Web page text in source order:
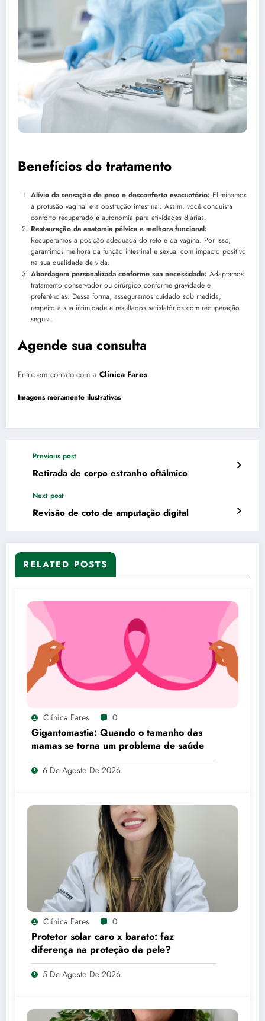
Benefícios do tratamento
Alívio da sensação de peso e desconforto evacuatório: Eliminamos
a protusão vaginal e a obstrução intestinal. Assim, você conquista
conforto recuperado e autonomia para atividades diárias.
Restauração da anatomia pélvica e melhora funcional:
Recuperamos a posição adequada do reto e da vagina. Por isso,
garantimos melhora da função intestinal e sexual com impacto positivo
na sua qualidade de vida.
Abordagem personalizada conforme sua necessidade: Adaptamos
tratamento conservador ou cirúrgico conforme gravidade e
preferências. Dessa forma, asseguramos cuidado sob medida,
respeito à sua intimidade e resultados satisfatórios com recuperação
segura.
Agende sua consulta
Entre em contato com a Clínica Fares
Imagens meramente ilustrativas
Previous post
Retirada de corpo estranho oftálmico
Next post
Revisão de coto de amputação digital
RELATED POSTS
Clínica Fares 0
Gigantomastia: Quando o tamanho das
mamas se torna um problema de saúde
6 De Agosto De 2026
Clínica Fares 0
Protetor solar caro x barato: faz
diferença na proteção da pele?
5 De Agosto De 2026